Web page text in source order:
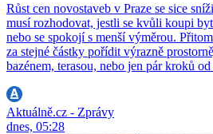
Růst cen novostaveb v Praze se sice
musí rozhodovat, jestli se kvůli koupi
nebo se spokojí s menší výměrou.
za stejné částky pořídit výrazně
bazénem, terasou, nebo jen pár kroků od
Aktuálně.cz - Zprávy
dnes, 05:28